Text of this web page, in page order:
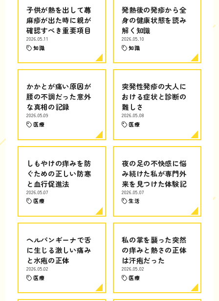
子供が熱を出して蕁
麻疹が出た時に親が
確認すべき重要項目
2026.05.11
知識
発熱後の発疹から全
身の健康状態を読み
解く知識
2026.05.10
知識
かかとが痛い原因が
腰の不調だった意外
な真相の記録
2026.05.09
医療
突発性発疹の大人に
おける症状と診断の
難しさ
2026.05.08
医療
しもやけの痒みを防
ぐための正しい防寒
と血行促進法
2026.05.07
医療
夜の足の不快感に悩
み続けた私が専門外
来を見つけた体験記
2026.05.07
生活
ヘルパンギーナで舌
に生じる激しい痛み
と水疱の正体
2026.05.02
医療
私の掌を襲った突然
の痒みと熱さの正体
は汗疱だった
2026.05.02
医療